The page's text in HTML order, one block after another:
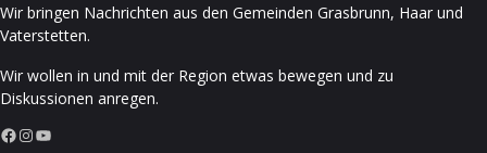
Wir bringen Nachrichten aus den Gemeinden Grasbrunn, Haar und
Vaterstetten.
Wir wollen in und mit der Region etwas bewegen und zu
Diskussionen anregen.
Facebook InstagramYouTube